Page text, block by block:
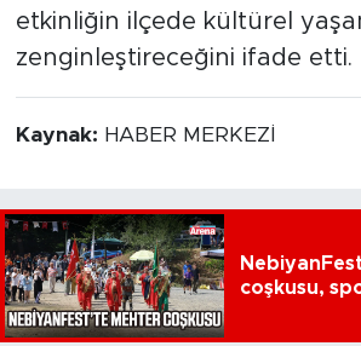
etkinliğin ilçede kültürel
zenginleştireceğini ifade etti.
Kaynak: HABER MERKEZİ
coşkusu,